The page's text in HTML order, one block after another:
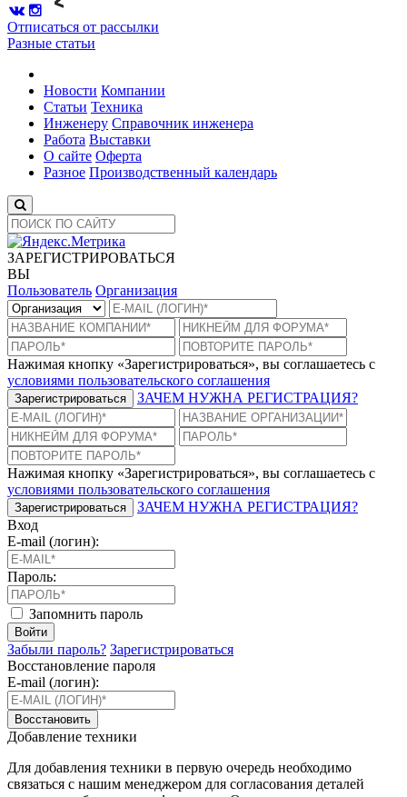
Отписаться от рассылки
Разные статьи
Новости Компании
Статьи Техника
Инженеру Справочник инженера
Работа Выставки
О сайте Оферта
Разное Производственный календарь
ЗАРЕГИСТРИРОВАТЬСЯ
ВЫ
Пользователь Организация
Нажимая кнопку «Зарегистрироваться», вы соглашаетесь с
условиями пользовательского соглашения
Зарегистрироваться ЗАЧЕМ НУЖНА РЕГИСТРАЦИЯ?
Нажимая кнопку «Зарегистрироваться», вы соглашаетесь с
условиями пользовательского соглашения
Зарегистрироваться
ЗАЧЕМ НУЖНА РЕГИСТРАЦИЯ?
Вход
E-mail (логин):
Пароль:
Запомнить пароль
Войти
Забыли пароль? Зарегистрироваться
Восстановление пароля
E-mail (логин):
Восстановить
Добавление техники
Для добавления техники в первую очередь необходимо
связаться с нашим менеджером для согласования деталей